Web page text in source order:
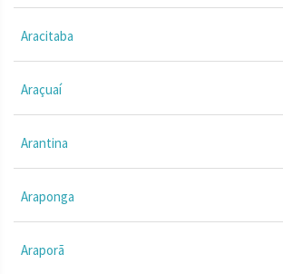
Aracitaba
Araçuaí
Arantina
Araponga
Araporã